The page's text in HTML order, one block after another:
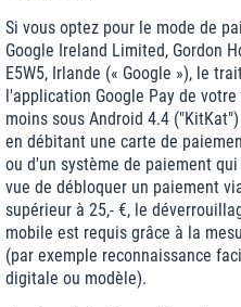
Si vous optez pour le mode de
Google Ireland Limited, Gordon
E5W5, Irlande (« Google »), le
l'application Google Pay de
moins sous Android 4.4
en débitant une carte de
ou d'un système de paiement
vue de débloquer un paiement
supérieur à 25,- €, le
mobile est requis grâce à la
(par exemple reconnaissance
digitale ou modèle).